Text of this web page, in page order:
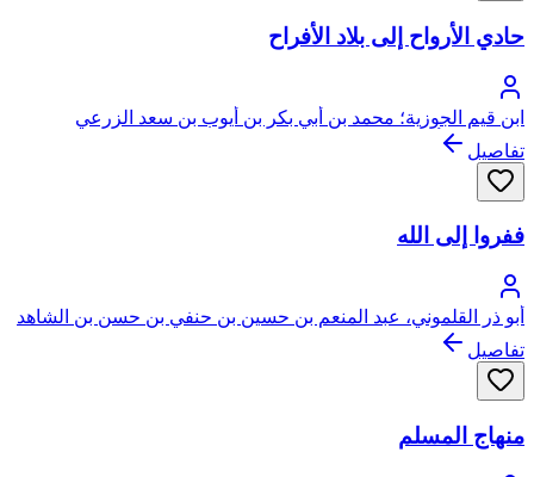
حادي الأرواح إلى بلاد الأفراح
ابن قيم الجوزية؛ محمد بن أبي بكر بن أيوب بن سعد الزرعي
الدمشقي، أبو عبد الله، شمس الدين
تفاصيل
ففروا إلى الله
أبو ذر القلموني، عبد المنعم بن حسين بن حنفي بن حسن بن الشاهد
تفاصيل
منهاج المسلم